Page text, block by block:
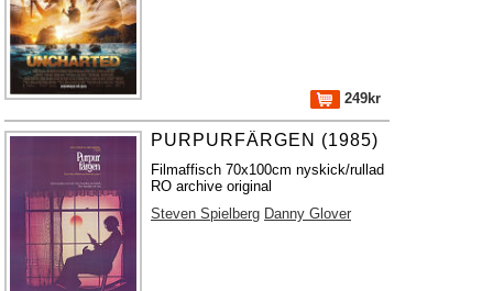
249kr
PURPURFÄRGEN (1985)
Filmaffisch 70x100cm nyskick/rullad
RO archive original
Steven Spielberg Danny Glover